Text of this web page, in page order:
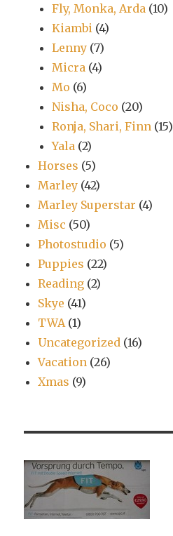
Fly, Monka, Arda (10)
Kiambi (4)
Lenny (7)
Micra (4)
Mo (6)
Nisha, Coco (20)
Ronja, Shari, Finn (15)
Yala (2)
Horses (5)
Marley (42)
Marley Superstar (4)
Misc (50)
Photostudio (5)
Puppies (22)
Reading (2)
Skye (41)
TWA(1)
Uncategorized (16)
Vacation (26)
Xmas (9)